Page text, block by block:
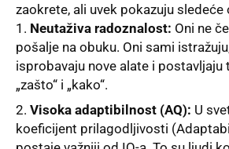
zaokrete, ali uvek pokazuju sledeće
Neutaživa radoznalost: Oni ne
pošalje na obuku. Oni sami
isprobavaju nove alate i postavljaju
„zašto“ i „kako“.
Visoka adaptibilnost (AQ): U
koeficijent prilagodljivosti